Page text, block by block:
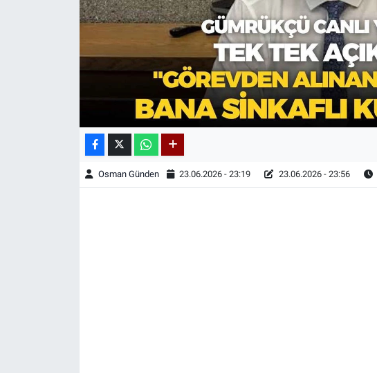
Osman Günden 23.06.2026 - 23:19 23.06.2026 - 23:56